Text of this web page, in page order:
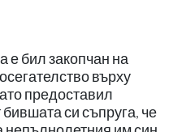
е бил закопчан на
върху
предоставил
си съпруга, че